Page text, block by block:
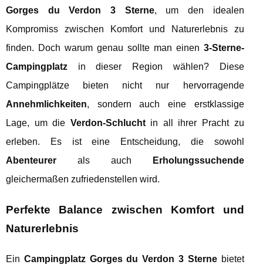
Gorges du Verdon 3 Sterne, um den idealen
Kompromiss zwischen Komfort und Naturerlebnis zu
finden. Doch warum genau sollte man einen 3-Sterne-
Campingplatz in dieser Region wählen? Diese
Campingplätze bieten nicht nur hervorragende
Annehmlichkeiten, sondern auch eine erstklassige
Lage, um die Verdon-Schluchtin all ihrer Pracht zu
erleben. Es ist eine Entscheidung, die sowohl
Abenteurer als auch
Erholungssuchende
gleichermaßen zufriedenstellen wird.
Perfekte Balance zwischen Komfort und
Naturerlebnis
Ein Campingplatz Gorges du Verdon 3 Sternebietet